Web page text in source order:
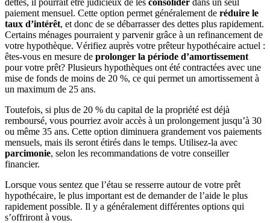
paiement mensuel. Cette option permet généralement de réduire le
taux d’intérêt, et donc de se débarrasser des dettes plus rapidement.
Certains ménages pourraient y parvenir grâce à un refinancement de
votre hypothèque. Vérifiez auprès votre prêteur hypothécaire actuel :
êtes-vous en mesure de prolonger la période d’amortissement
pour votre prêt? Plusieurs hypothèques ont été contractées avec une
mise de fonds de moins de 20 %, ce qui permet un amortissement à
un maximum de 25 ans.
Toutefois, si plus de 20 % du capital de la propriété est déjà
remboursé, vous pourriez avoir accès à un prolongement jusqu’à 30
ou même 35 ans. Cette option diminuera grandement vos paiements
mensuels, mais ils seront étirés dans le temps. Utilisez-la avec
parcimonie, selon les recommandations de votre conseiller
financier.
Lorsque vous sentez que l’étau se resserre autour de votre prêt
hypothécaire, le plus important est de demander de l’aide le plus
rapidement possible. Il y a généralement différentes options qui
s’offriront à vous.